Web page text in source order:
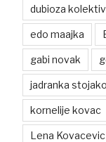
dubioza kolektiv
edo maajka
gabi novak
jadranka
kornelije kovac
Lena Kovacevic